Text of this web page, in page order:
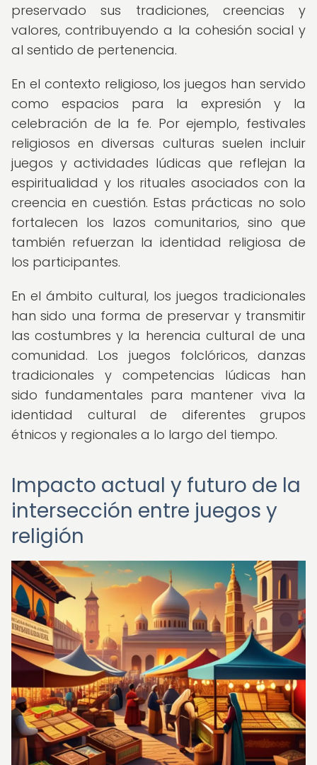
preservado sus tradiciones, creencias y
valores, contribuyendo a la cohesión social y
al sentido de pertenencia.
En el contexto religioso, los juegos han servido
como espacios para la expresión y la
celebración de la fe. Por ejemplo, festivales
religiosos en diversas culturas suelen incluir
juegos y actividades lúdicas que reflejan la
espiritualidad y los rituales asociados con la
creencia en cuestión. Estas prácticas no solo
fortalecen los lazos comunitarios, sino que
también refuerzan la identidad religiosa de
los participantes.
En el ámbito cultural, los juegos tradicionales
han sido una forma de preservar y transmitir
las costumbres y la herencia cultural de una
comunidad. Los juegos folclóricos, danzas
tradicionales y competencias lúdicas han
sido fundamentales para mantener viva la
identidad cultural de diferentes grupos
étnicos y regionales a lo largo del tiempo.
Impacto actual y futuro de la
intersección entre juegos y
religión